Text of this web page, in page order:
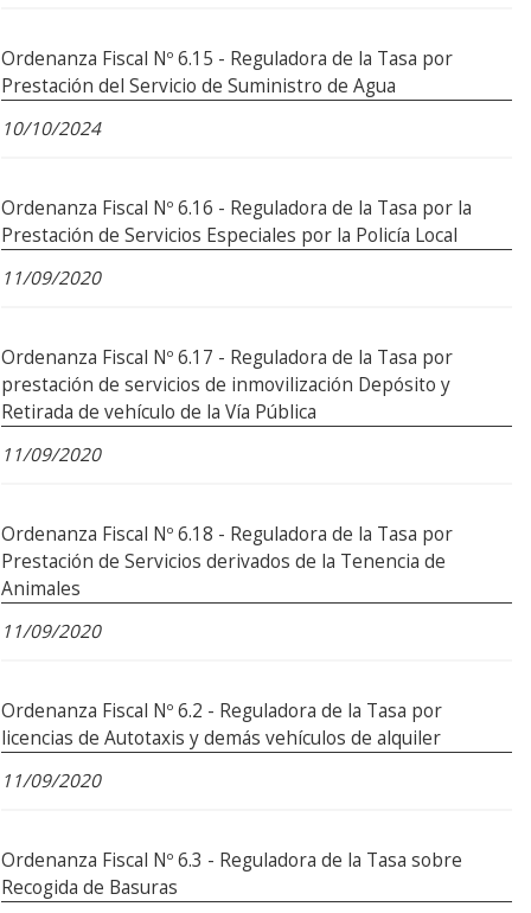
Ordenanza Fiscal Nº 6.15 - Reguladora de la Tasa por
Prestación del Servicio de Suministro de Agua
10/10/2024
Ordenanza Fiscal Nº 6.16 - Reguladora de la Tasa por la
Prestación de Servicios Especiales por la Policía Local
11/09/2020
Ordenanza Fiscal Nº 6.17 - Reguladora de la Tasa por
prestación de servicios de inmovilización Depósito y
Retirada de vehículo de la Vía Pública
11/09/2020
Ordenanza Fiscal Nº 6.18 - Reguladora de la Tasa por
Prestación de Servicios derivados de la Tenencia de
Animales
11/09/2020
Ordenanza Fiscal Nº 6.2 - Reguladora de la Tasa por
licencias de Autotaxis y demás vehículos de alquiler
11/09/2020
Ordenanza Fiscal Nº 6.3 - Reguladora de la Tasa sobre
Recogida de Basuras